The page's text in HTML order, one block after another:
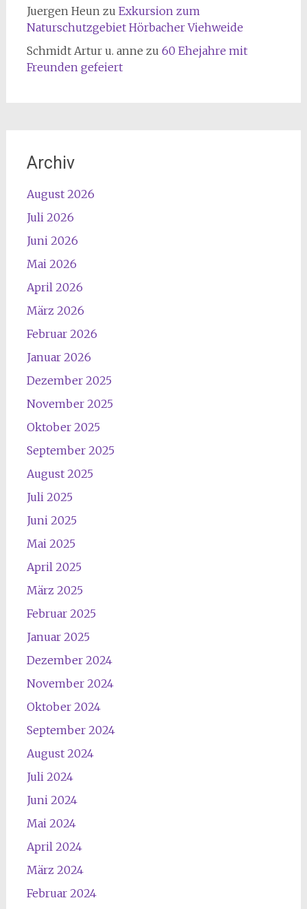
Juergen Heunzu Exkursion zum
Naturschutzgebiet Hörbacher Viehweide
Schmidt Artur u. anne zu 60 Ehejahre mit
Freunden gefeiert
Archiv
August 2026
Juli 2026
Juni 2026
Mai 2026
April 2026
März 2026
Februar 2026
Januar 2026
Dezember 2025
November 2025
Oktober 2025
September 2025
August 2025
Juli 2025
Juni 2025
Mai 2025
April 2025
März 2025
Februar 2025
Januar 2025
Dezember 2024
November 2024
Oktober 2024
September 2024
August 2024
Juli 2024
Juni 2024
Mai 2024
April 2024
März 2024
Februar 2024